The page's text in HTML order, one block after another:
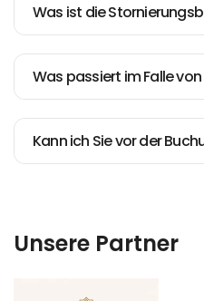
Was ist die
Was passiert im Falle
Kann ich Sie vor der
Unsere Partner